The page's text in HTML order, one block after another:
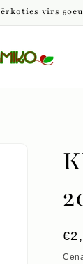
virs